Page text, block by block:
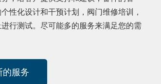
性化设计和干预计划，阀门维修培训，
行测试。尽可能多的服务来满足您的需
的服务